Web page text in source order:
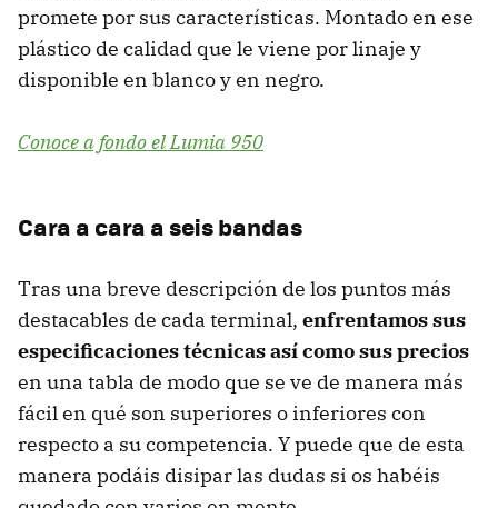
promete por sus características. Montado en ese
plástico de calidad que le viene por linaje y
disponible en blanco y en negro.
Conoce a fondo el Lumia 950
Cara a cara a seis bandas
Tras una breve descripción de los puntos más
destacables de cada terminal, enfrentamos sus
especificaciones técnicas así como sus precios
en una tabla de modo que se ve de manera más
fácil en qué son superiores o inferiores con
respecto a su competencia. Y puede que de esta
manera podáis disipar las dudas si os habéis